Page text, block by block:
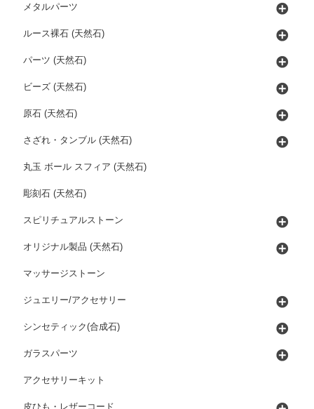
メタルパーツ
ルース裸石 (天然石)
パーツ (天然石)
ビーズ (天然石)
原石 (天然石)
さざれ・タンブル (天然石)
丸玉 ボール スフィア (天然石)
彫刻石 (天然石)
スピリチュアルストーン
オリジナル製品 (天然石)
マッサージストーン
ジュエリー/アクセサリー
シンセティック(合成石)
ガラスパーツ
アクセサリーキット
皮ひも・レザーコード